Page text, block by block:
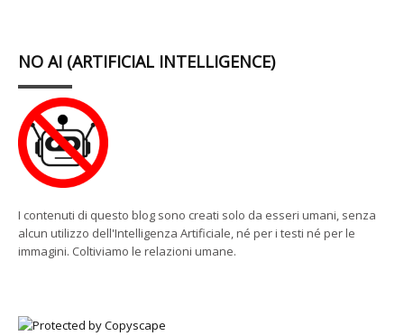
NO AI (ARTIFICIAL INTELLIGENCE)
I contenuti di questo blog sono creati solo da esseri umani, senza
alcun utilizzo dell'Intelligenza Artificiale, né per i testi né per le
immagini. Coltiviamo le relazioni umane.